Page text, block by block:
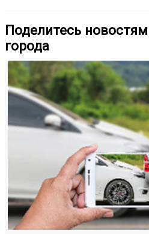
Поделитесь
города